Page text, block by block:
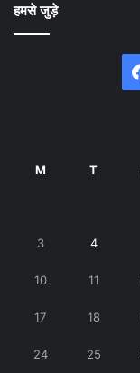
हमसे जुड़े
M T
3 4
10 11
17 18
24 25